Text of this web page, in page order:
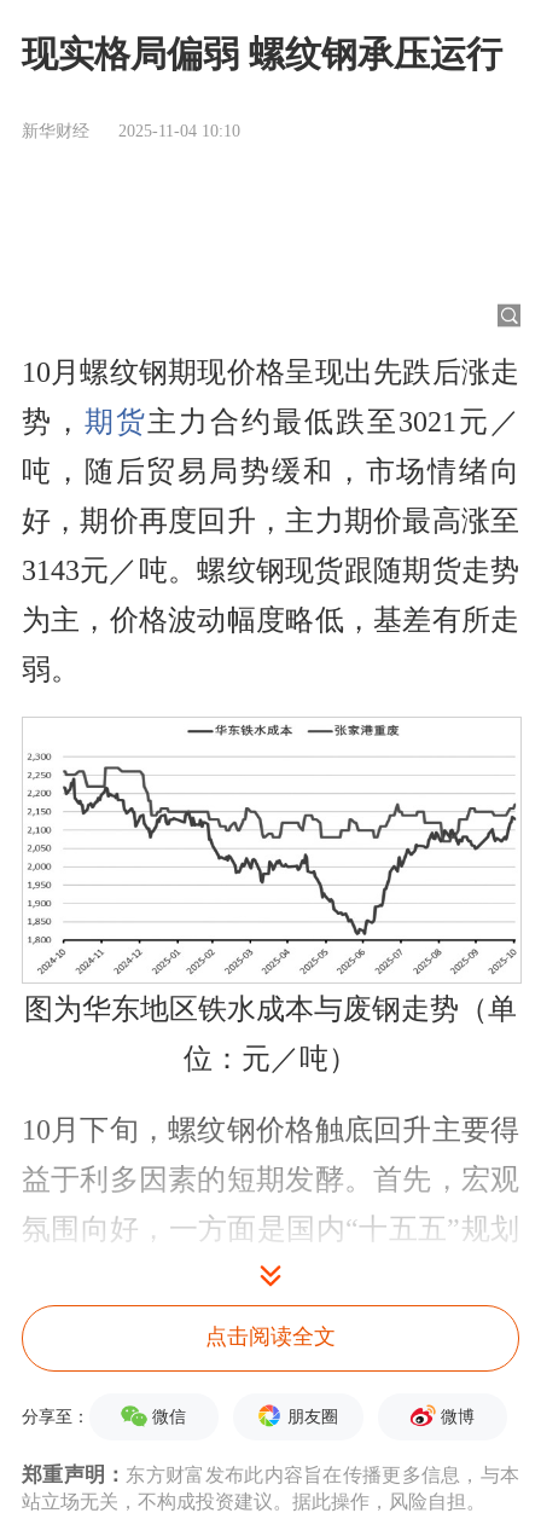
现实格局偏弱 螺纹钢承压运行
新华财经 2025-11-04 10:10
10月螺纹钢期现价格呈现出先跌后涨走
势， 期货主力合约最低跌至3021元／
吨，随后贸易局势缓和，市场情绪向
好，期价再度回升，主力期价最高涨至
3143元／吨。螺纹钢现货跟随期货走势
为主，价格波动幅度略低，基差有所走
弱。
图为华东地区铁水成本与废钢走势（单
位：元／吨）
10月下旬，螺纹钢价格触底回升主要得
益于利多因素的短期发酵。首先，宏观
氛围向好，一方面是国内“十五五”规划
出台；另一方面则是贸易局势缓和，市
场受到提振。其次，唐山近期频繁启动
重污染天气Ⅱ级应急响应，限产影响出
现，钢材供应受限，给予钢价提振。最
后，原料强势带来成本支撑，“反内
点击阅读全文
分享至： 微信 朋友圈 微博
郑重声明： 东方财富发布此内容旨在传播更多信息，与本
站立场无关，不构成投资建议。据此操作，风险自担。